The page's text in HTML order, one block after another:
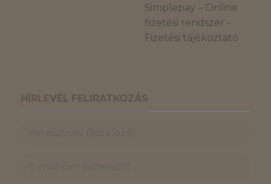
Simplepay – Online
fizetési rendszer -
Fizetési tájékoztató
HÍRLEVÉL FELIRATKOZÁS